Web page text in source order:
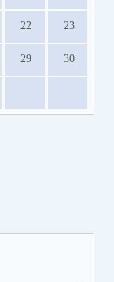
22 23
29 30